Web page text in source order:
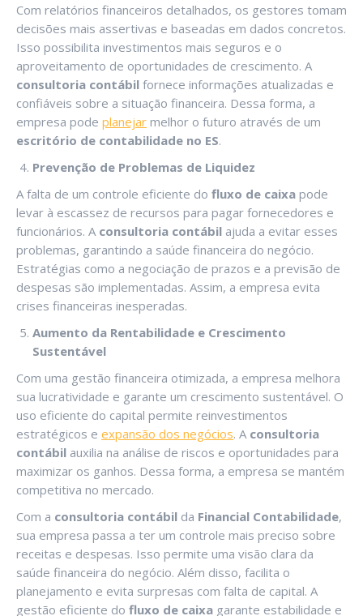
Com relatórios financeiros detalhados, os gestores tomam
decisões mais assertivas e baseadas em dados concretos.
Isso possibilita investimentos mais seguros e o
aproveitamento de oportunidades de crescimento. A
consultoria contábil fornece informações atualizadas e
confiáveis sobre a situação financeira. Dessa forma, a
empresa pode planejar melhor o futuro através de um
escritório de contabilidade no ES.
Prevenção de Problemas de Liquidez
A falta de um controle eficiente do fluxo de caixa pode
levar à escassez de recursos para pagar fornecedores e
funcionários. A consultoria contábil ajuda a evitar esses
problemas, garantindo a saúde financeira do negócio.
Estratégias como a negociação de prazos e a previsão de
despesas são implementadas. Assim, a empresa evita
crises financeiras inesperadas.
Aumento da Rentabilidade e Crescimento
Sustentável
Com uma gestão financeira otimizada, a empresa melhora
sua lucratividade e garante um crescimento sustentável. O
uso eficiente do capital permite reinvestimentos
estratégicos e expansão dos negócios. A consultoria
contábil auxilia na análise de riscos e oportunidades para
maximizar os ganhos. Dessa forma, a empresa se mantém
competitiva no mercado.
Com a consultoria contábil da Financial Contabilidade,
sua empresa passa a ter um controle mais preciso sobre
receitas e despesas. Isso permite uma visão clara da
saúde financeira do negócio. Além disso, facilita o
planejamento e evita surpresas com falta de capital. A
gestão eficiente do fluxo de caixa garante estabilidade e